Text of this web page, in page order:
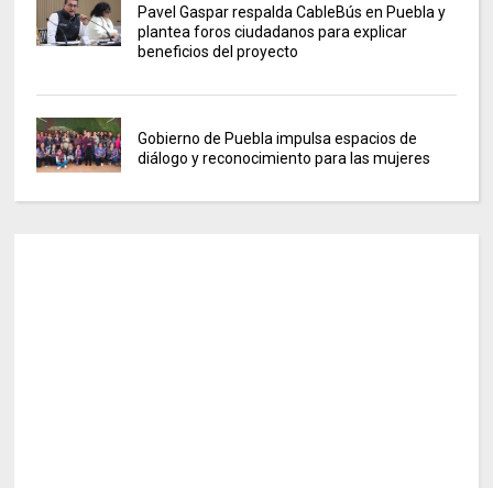
Pavel Gaspar respalda CableBús en Puebla y
plantea foros ciudadanos para explicar
beneficios del proyecto
Gobierno de Puebla impulsa espacios de
diálogo y reconocimiento para las mujeres